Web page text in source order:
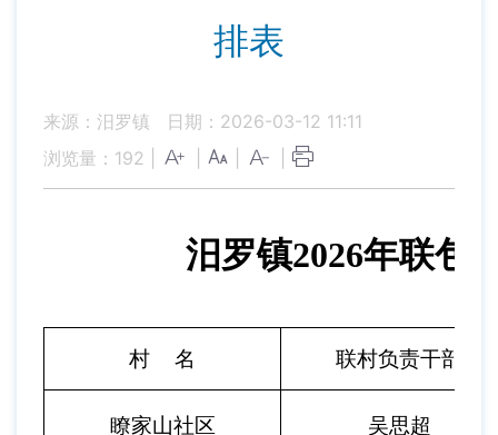
排表
来源：汨罗镇
日期：2026-03-12 11:11
浏览量： 192
汨罗镇2026年联包
村 名 联村负责干部
瞭家山社区 吴思超